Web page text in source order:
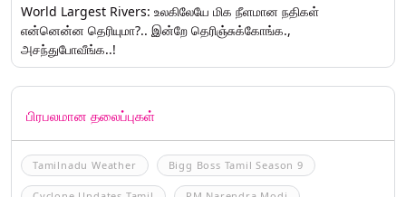
World Largest Rivers: உலகிலேயே மிக நீளமான நதிகள்
என்னென்ன தெரியுமா?.. இன்றே தெரிஞ்சுக்கோங்க.,
அசந்துபோவீங்க..!
பிரபலமான தலைப்புகள்
Tamilnadu Weather Bigg Boss Tamil Season 9